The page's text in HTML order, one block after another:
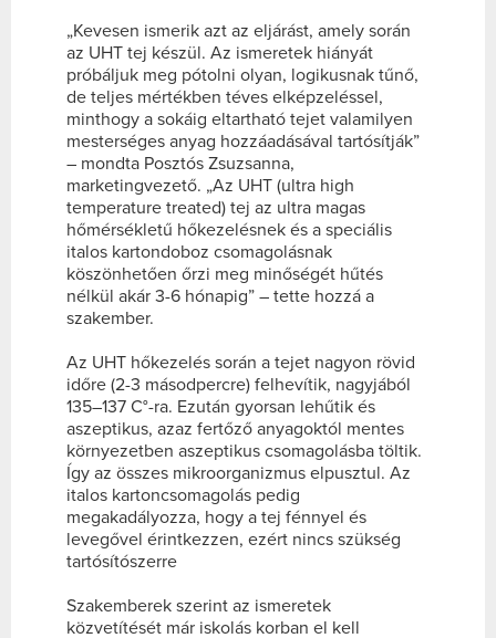
„Kevesen ismerik azt az eljárást, amely során
az UHT tej készül. Az ismeretek hiányát
próbáljuk meg pótolni olyan, logikusnak tűnő,
de teljes mértékben téves elképzeléssel,
minthogy a sokáig eltartható tejet valamilyen
mesterséges anyag hozzáadásával tartósítják”
– mondta Posztós Zsuzsanna,
marketingvezető. „Az UHT (ultra high
temperature treated) tej az ultra magas
hőmérsékletű hőkezelésnek és a speciális
italos kartondoboz csomagolásnak
köszönhetően őrzi meg minőségét hűtés
nélkül akár 3-6 hónapig” – tette hozzá a
szakember.
Az UHT hőkezelés során a tejet nagyon rövid
időre (2-3 másodpercre) felhevítik, nagyjából
135–137 C°-ra. Ezután gyorsan lehűtik és
aszeptikus, azaz fertőző anyagoktól mentes
környezetben aszeptikus csomagolásba töltik.
Így az összes mikroorganizmus elpusztul. Az
italos kartoncsomagolás pedig
megakadályozza, hogy a tej fénnyel és
levegővel érintkezzen, ezért nincs szükség
tartósítószerre
Szakemberek szerint az ismeretek
közvetítését már iskolás korban el kell